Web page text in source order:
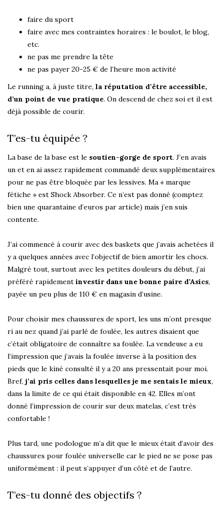
faire du sport
faire avec mes contraintes horaires : le boulot, le blog,
etc.
ne pas me prendre la tête
ne pas payer 20-25 € de l’heure mon activité
Le running a, à juste titre, la réputation d’être accessible,
d’un point de vue pratique. On descend de chez soi et il est
déjà possible de courir.
T’es-tu équipée ?
La base de la base est le soutien-gorge de sport. J’en avais
un et en ai assez rapidement commandé deux supplémentaires
pour ne pas être bloquée par les lessives. Ma « marque
fétiche » est Shock Absorber. Ce n’est pas donné (comptez
bien une quarantaine d’euros par article) mais j’en suis
contente.
J’ai commencé à courir avec des baskets que j’avais achetées il
y a quelques années avec l’objectif de bien amortir les chocs.
Malgré tout, surtout avec les petites douleurs du début, j’ai
préféré rapidement investir dans une bonne paire d’Asics,
payée un peu plus de 110 € en magasin d’usine.
Pour choisir mes chaussures de sport, les uns m’ont presque
ri au nez quand j’ai parlé de foulée, les autres disaient que
c’était obligatoire de connaître sa foulée. La vendeuse a eu
l’impression que j’avais la foulée inverse à la position des
pieds que le kiné consulté il y a 20 ans pressentait pour moi.
Bref, j’ai pris celles dans lesquelles je me sentais le mieux,
dans la limite de ce qui était disponible en 42. Elles m’ont
donné l’impression de courir sur deux matelas, c’est très
confortable !
Plus tard, une podologue m’a dit que le mieux était d’avoir des
chaussures pour foulée universelle car le pied ne se pose pas
uniformément : il peut s’appuyer d’un côté et de l’autre.
T’es-tu donné des objectifs ?